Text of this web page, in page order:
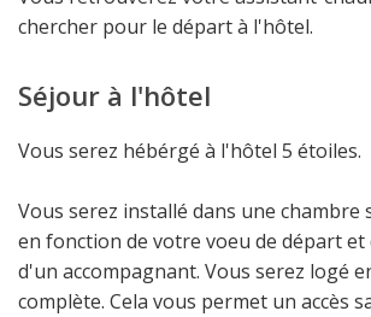
chercher pour le départ à l'hôtel.
Séjour à l'hôtel
Vous serez hébérgé à l'hôtel 5 étoiles.
Vous serez installé dans une chambre
en fonction de votre voeu de départ et
d'un accompagnant. Vous serez logé
complète. Cela vous permet un accès